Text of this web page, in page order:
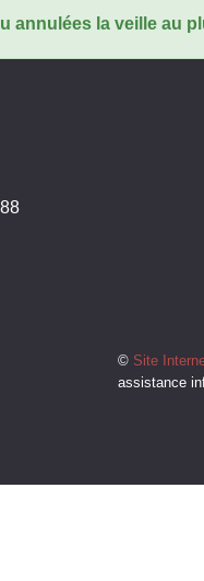
annulées la veille au
© Site
assistance